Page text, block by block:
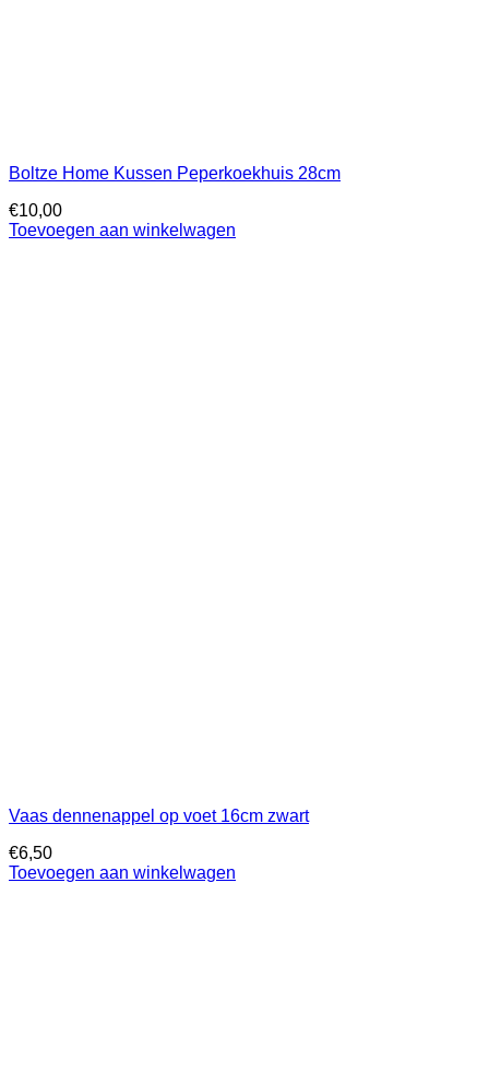
Boltze Home Kussen Peperkoekhuis 28cm
€10,00
Toevoegen aan winkelwagen
Vaas dennenappel op voet 16cm zwart
€6,50
Toevoegen aan winkelwagen